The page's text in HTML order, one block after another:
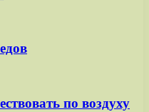
по воздуху